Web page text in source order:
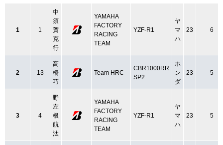
1 1
中
須
賀
克
行
YAMAHA
FACTORY
RACING
TEAM
YZF-R1
ヤ
マ
ハ
23 6
2 13
高
橋
巧
Team HRC
CBR1000RR
SP2
ホ
ン
ダ
23 5
3 4
野
左
根
航
汰
YAMAHA
FACTORY
RACING
TEAM
YZF-R1
ヤ
マ
ハ
23 5